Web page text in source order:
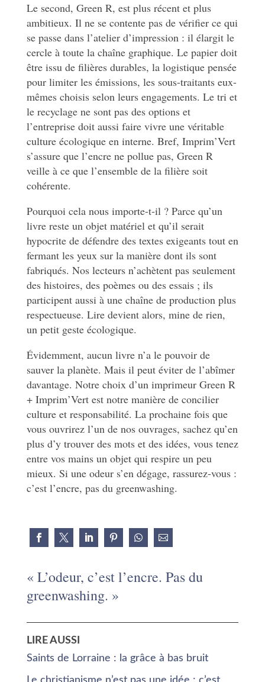
Le second, Green R, est plus récent et plus
ambitieux. Il ne se contente pas de vérifier ce qui
se passe dans l’atelier d’impression : il élargit le
cercle à toute la chaîne graphique. Le papier doit
être issu de filières durables, la logistique pensée
pour limiter les émissions, les sous-traitants eux-
mêmes choisis selon leurs engagements. Le tri et
le recyclage ne sont pas des options et
l’entreprise doit aussi faire vivre une véritable
culture écologique en interne. Bref, Imprim’Vert
s’assure que l’encre ne pollue pas, Green R
veille à ce que l’ensemble de la filière soit
cohérente.
Pourquoi cela nous importe-t-il ? Parce qu’un
livre reste un objet matériel et qu’il serait
hypocrite de défendre des textes exigeants tout en
fermant les yeux sur la manière dont ils sont
fabriqués. Nos lecteurs n’achètent pas seulement
des histoires, des poèmes ou des essais ; ils
participent aussi à une chaîne de production plus
respectueuse. Lire devient alors, mine de rien,
un petit geste écologique.
Évidemment, aucun livre n’a le pouvoir de
sauver la planète. Mais il peut éviter de l’abîmer
davantage. Notre choix d’un imprimeur Green R
+ Imprim’Vert est notre manière de concilier
culture et responsabilité. La prochaine fois que
vous ouvrirez l’un de nos ouvrages, sachez qu’en
plus d’y trouver des mots et des idées, vous tenez
entre vos mains un objet qui respire un peu
mieux. Si une odeur s’en dégage, rassurez-vous :
c’est l’encre, pas du greenwashing.
« L’odeur, c’est l’encre. Pas du
greenwashing. »
LIRE AUSSI
Saints de Lorraine : la grâce à bas bruit